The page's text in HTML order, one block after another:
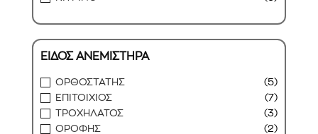
ΕΙΔΟΣ ΑΝΕΜΙΣΤΗΡΑ
ΟΡΘΟΣΤΑΤΗΣ
(5)
ΕΠΙΤΟΙΧΙΟΣ
(7)
ΤΡΟΧΗΛΑΤΟΣ
(3)
ΟΡΟΦΗΣ
(2)